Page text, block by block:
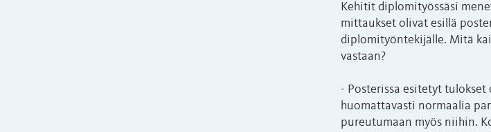
Kehitit diplomityössäsi
mittaukset olivat esillä
diplomityöntekijälle. Mitä
vastaan?
- Posterissa esitetyt
huomattavasti normaalia
pureutumaan myös niihin.